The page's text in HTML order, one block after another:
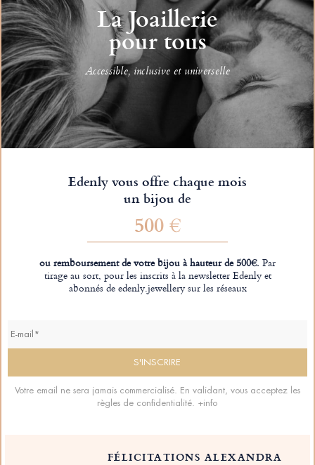
La Joaillerie
pour tous
Accessible, inclusive et universelle
Edenly vous offre chaque mois
un bijou de
500 €
ou remboursement de votre bijou à hauteur de 500€.Par
tirage au sort, pour les inscrits à la newsletter Edenly et
abonnés de edenly.jewellery sur les réseaux
Votre email ne sera jamais commercialisé. En validant, vous acceptez les
règles de confidentialité. +info
FÉLICITATIONS ALEXANDRA